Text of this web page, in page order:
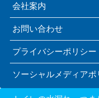
会社案内
お問い合わせ
プライバシーポリシー
ソーシャルメディアポ